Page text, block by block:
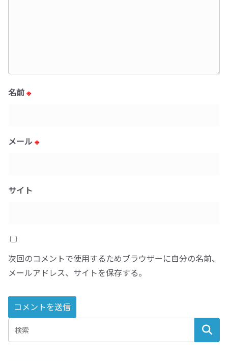
名前※
メール ※
サイト
次回のコメントで使用するためブラウザーに自分の名前、
メールアドレス、サイトを保存する。
l